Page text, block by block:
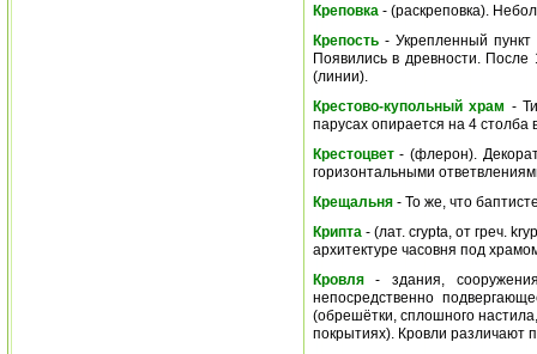
Креповка- (раскреповка).
Крепость- Укрепленный пункт
Появились в древности.
(линии).
Крестово-купольный храм -
парусах опирается на 4 столба
Крестоцвет- (флерон).
горизонтальными
Крещальня- То же, что
Крипта- (лат. crypta, от греч.
архитектуре часовня под
Кровля- здания,
непосредственно
(обрешётки, сплошного
покрытиях). Кровли различают